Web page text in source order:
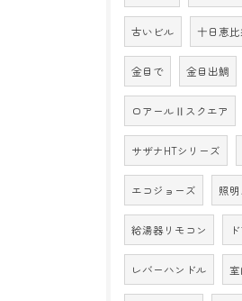
古いビル 十日恵
金目で 金目出鯛
ロアールⅡスクエア
サザナHTシリーズ
エコジョーズ 照
給湯器リモコン
レバーハンドル